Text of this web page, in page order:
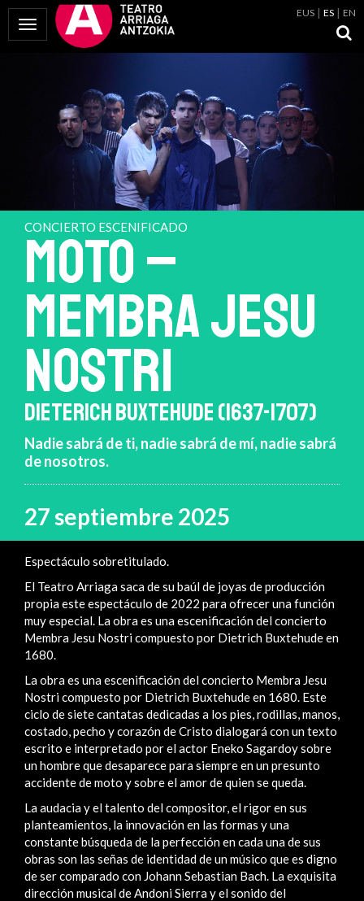
Mostrar Menú
EUS ES EN
CONCIERTO ESCENIFICADO
MOTO –
MEMBRA JESU
NOSTRI
DIETERICH BUXTEHUDE (1637-1707)
Nadie sabrá de ti, nadie sabrá de mí, nadie sabrá
de nosotros.
27 septiembre 2025
Espectáculo sobretitulado.
El Teatro Arriaga saca de su baúl de joyas de producción
propia este espectáculo de 2022 para ofrecer una función
muy especial. La obra es una escenificación del concierto
Membra Jesu Nostri compuesto por Dietrich Buxtehude en
1680.
La obra es una escenificación del concierto Membra Jesu
Nostri compuesto por Dietrich Buxtehude en 1680. Este
ciclo de siete cantatas dedicadas a los pies, rodillas, manos,
costado, pecho y corazón de Cristo dialogará con un texto
escrito e interpretado por el actor Eneko Sagardoy sobre
un hombre que desaparece para siempre en un presunto
accidente de moto y sobre el amor de quien se queda.
La audacia y el talento del compositor, el rigor en sus
planteamientos, la innovación en las formas y una
constante búsqueda de la perfección en cada una de sus
obras son las señas de identidad de un músico que es digno
de ser comparado con Johann Sebastian Bach. La exquisita
dirección musical de Andoni Sierra y el sonido del